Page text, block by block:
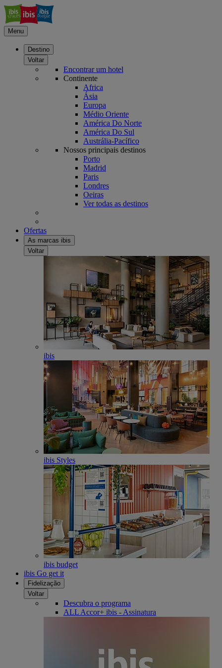
Menu
Destino
Voltar
Encontrar um hotel
Continente
Africa
Ásia
Europa
Médio Oriente
América Do Norte
América Do Sul
Austrália-Pacífico
Nossos principais destinos
Porto
Madrid
Paris
Londres
Oeiras
Ver todas as destinos
Ofertas
As marcas ibis
Voltar
ibis
ibis Styles
ibis budget
ibis Go get it
Fidelização
Voltar
Descubra o programa
ALL Accor+ ibis - Assinatura